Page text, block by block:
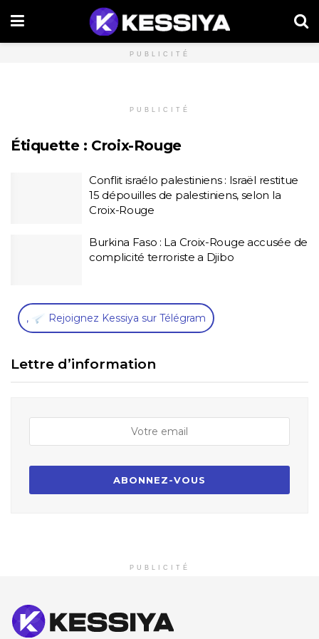
PUBLICITÉ
PUBLICITÉ
Étiquette : Croix-Rouge
Conflit israélo palestiniens : Israël restitue
15 dépouilles de palestiniens, selon la
Croix-Rouge
Burkina Faso : La Croix-Rouge accusée de
complicité terroriste a Djibo
, Rejoignez Kessiya sur Télégram
Lettre d’information
PUBLICITÉ